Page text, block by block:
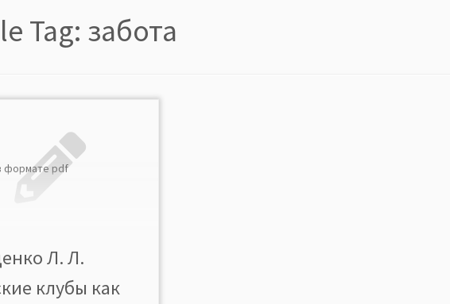
Tag: забота
формате pdf
Л. Л.
клубы как